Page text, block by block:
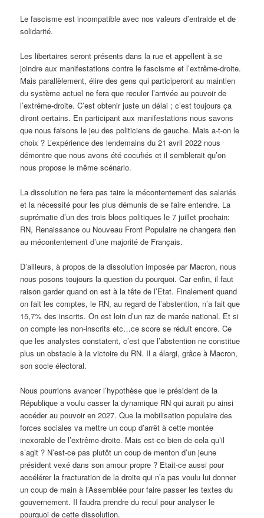
Le fascisme est incompatible avec nos valeurs d’entraide et de
solidarité.
Les libertaires seront présents dans la rue et appellent à se
joindre aux manifestations contre le fascisme et l’extrême-droite.
Mais parallèlement, élire des gens qui participeront au maintien
du système actuel ne fera que reculer l’arrivée au pouvoir de
l’extrême-droite. C’est obtenir juste un délai ; c’est toujours ça
diront certains. En participant aux manifestations nous savons
que nous faisons le jeu des politiciens de gauche. Mais a-t-on le
choix ? L’expérience des lendemains du 21 avril 2022 nous
démontre que nous avons été cocufiés et il semblerait qu’on
nous propose le même scénario.
La dissolution ne fera pas taire le mécontentement des salariés
et la nécessité pour les plus démunis de se faire entendre. La
suprématie d’un des trois blocs politiques le 7 juillet prochain:
RN, Renaissance ou Nouveau Front Populaire ne changera rien
au mécontentement d’une majorité de Français.
D’ailleurs, à propos de la dissolution imposée par Macron, nous
nous posons toujours la question du pourquoi. Car enfin, il faut
raison garder quand on est à la tête de l’Etat. Finalement quand
on fait les comptes, le RN, au regard de l’abstention, n’a fait que
15,7% des inscrits. On est loin d’un raz de marée national. Et si
on compte les non-inscrits etc…ce score se réduit encore. Ce
que les analystes constatent, c’est que l’abstention ne constitue
plus un obstacle à la victoire du RN. Il a élargi, grâce à Macron,
son socle électoral.
Nous pourrions avancer l’hypothèse que le président de la
République a voulu casser la dynamique RN qui aurait pu ainsi
accéder au pouvoir en 2027. Que la mobilisation populaire des
forces sociales va mettre un coup d’arrêt à cette montée
inexorable de l’extrême-droite. Mais est-ce bien de cela qu’il
s’agit ? N’est-ce pas plutôt un coup de menton d’un jeune
président vexé dans son amour propre ? Etait-ce aussi pour
accélérer la fracturation de la droite qui n’a pas voulu lui donner
un coup de main à l’Assemblée pour faire passer les textes du
gouvernement. Il faudra prendre du recul pour analyser le
pourquoi de cette dissolution.